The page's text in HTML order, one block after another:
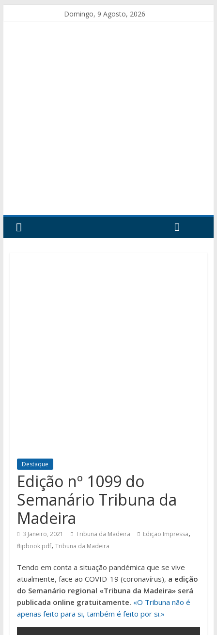
Domingo, 9 Agosto, 2026
Destaque
Edição nº 1099 do
Semanário Tribuna da
Madeira
3 Janeiro, 2021 Tribuna da Madeira Edição Impressa,
flipbook pdf, Tribuna da Madeira
Tendo em conta a situação pandémica que se vive
atualmente, face ao COVID-19 (coronavírus), a edição
do Semanário regional «Tribuna da Madeira» será
publicada online gratuitamente. «O Tribuna não é
apenas feito para si, também é feito por si.»